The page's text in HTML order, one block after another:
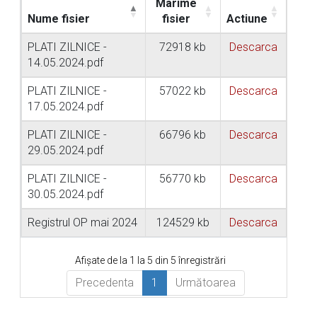
Nume fisier
Marime
fisier
Actiune
PLATI ZILNICE -
14.05.2024.pdf
72918 kb Descarca
PLATI ZILNICE -
17.05.2024.pdf
57022 kb Descarca
PLATI ZILNICE -
29.05.2024.pdf
66796 kb Descarca
PLATI ZILNICE -
30.05.2024.pdf
56770 kb Descarca
Registrul OP mai 2024 124529 kb Descarca
Afișate de la 1 la 5 din 5 înregistrări
Precedenta 1 Următoarea